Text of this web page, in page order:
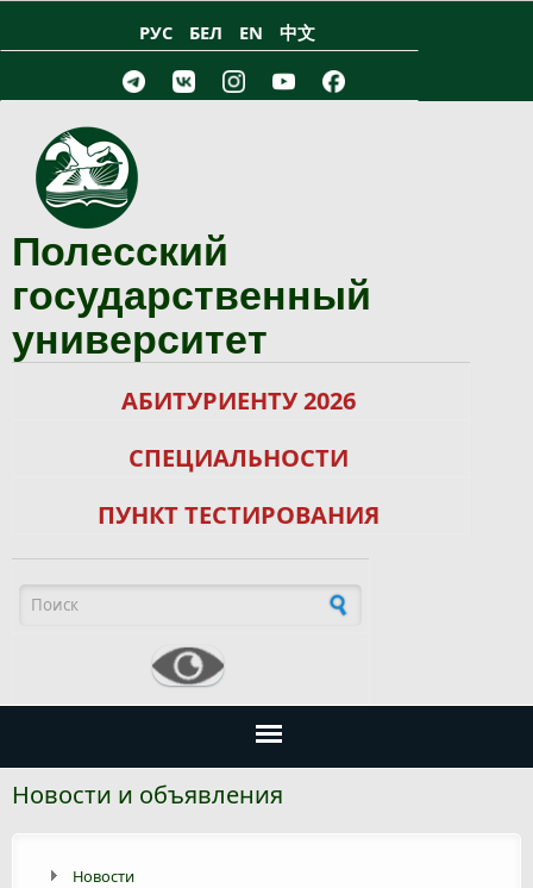
РУС БЕЛ EN 中文
Полесский
государственный
университет
АБИТУРИЕНТУ 2026
СПЕЦИАЛЬНОСТИ
ПУНКТ ТЕСТИРОВАНИЯ
Новости и объявления
Новости